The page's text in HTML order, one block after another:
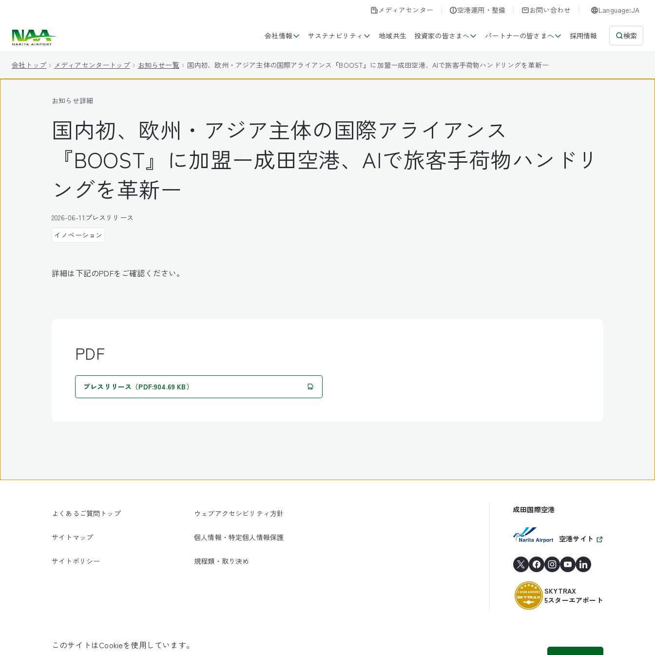
メディアセンター 空港運用・整備 お問い合わせ Language:JA
会社情報 サステナビリティ 地域共生 投資家の皆さまへ パートナーの皆さまへ 採用情報 検索
会社トップ メディアセンタートップ お知らせ一覧 国内初、欧州・アジア主体の国際アライアンス『BOOST』に加盟ー成田空港、AIで旅客手荷物ハンドリングを革新ー
お知らせ詳細
国内初、欧州・アジア主体の国際アライアンス
『BOOST』に加盟ー成田空港、AIで旅客手荷物ハンドリ
ングを革新ー
2026-06-11プレスリリース
イノベーション
詳細は下記のPDFをご確認ください。
PDF
プレスリリース（PDF:904.69 KB）
よくあるご質問トップ
サイトマップ
サイトポリシー
ウェブアクセシビリティ方針
個人情報・特定個人情報保護
規程類・取り決め
成田国際空港
空港サイト
SKYTRAX
5スターエアポート
このサイトはCookieを使用しています。